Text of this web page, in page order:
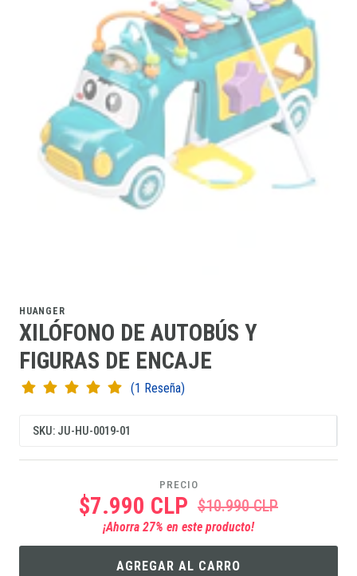
HUANGER
XILÓFONO DE AUTOBÚS Y
FIGURAS DE ENCAJE
(1 Reseña)
SKU: JU-HU-0019-01
PRECIO
$7.990 CLP $10.990 CLP
¡Ahorra 27% en este producto!
AGREGAR AL CARRO